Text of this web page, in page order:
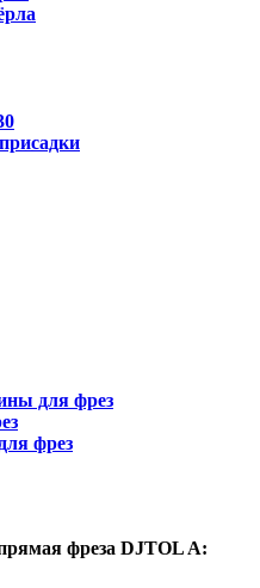
для фрез
фрез
фреза DJTOL A: